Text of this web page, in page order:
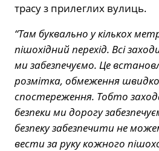
трасу з прилеглих вулиць.
“Там буквально у кількох
пішохідний перехід. Всі
ми забезпечуємо. Це
розмітка, обмеження
спостереження. Тобто
безпеки ми дорогу
безпеку забезпечити не
вести за руку кожного